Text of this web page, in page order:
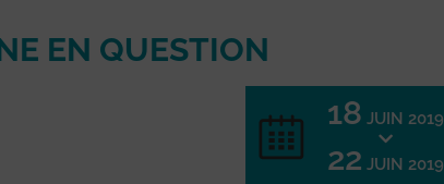
EN QUESTION
18 JUIN 2019
22 JUIN 2019